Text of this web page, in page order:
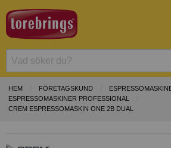
HEM FÖRETAGSKUND
ESPRESSOMASKINER PROFESSIONAL
CREM ESPRESSOMASKIN ONE 2B DUAL